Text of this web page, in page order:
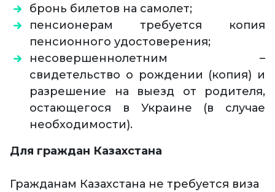
бронь билетов на самолет;
пенсионерам требуется копия
пенсионного удостоверения;
несовершеннолетним –
свидетельство о рождении (копия) и
разрешение на выезд от родителя,
остающегося в Украине (в случае
необходимости).
Для граждан Казахстана
Гражданам Казахстана не требуется виза